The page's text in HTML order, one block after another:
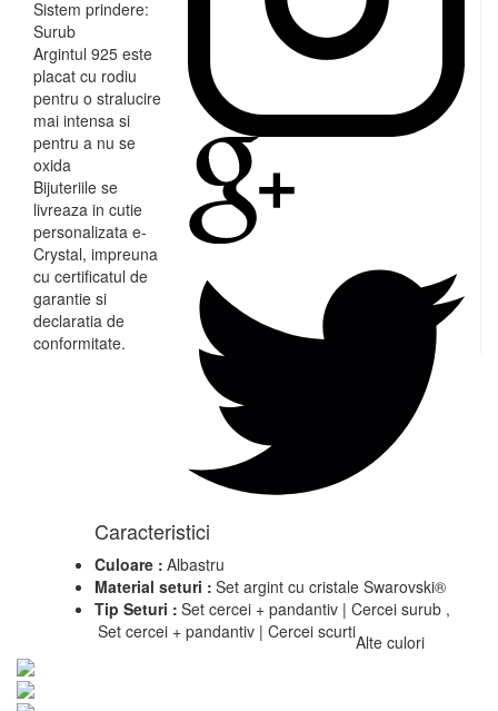
Sistem prindere:
Surub
Argintul 925 este
placat cu rodiu
pentru o stralucire
mai intensa si
pentru a nu se
oxida
Bijuteriile se
livreaza in cutie
personalizata e-
Crystal, impreuna
cu certificatul de
garantie si
declaratia de
conformitate.
Caracteristici
Culoare : Albastru
Material seturi : Set argint cu cristale Swarovski®
Tip Seturi : Set cercei + pandantiv | Cercei surub ,
Set cercei + pandantiv | Cercei scurtiAlte culori